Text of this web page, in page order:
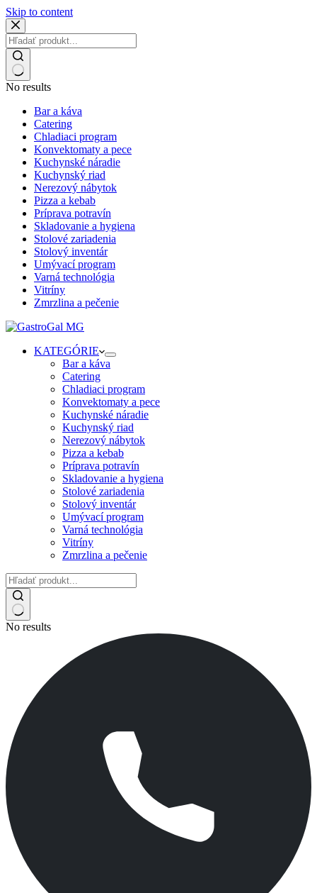
Skip to content
No results
Bar a káva
Catering
Chladiaci program
Konvektomaty a pece
Kuchynské náradie
Kuchynský riad
Nerezový nábytok
Pizza a kebab
Príprava potravín
Skladovanie a hygiena
Stolové zariadenia
Stolový inventár
Umývací program
Varná technológia
Vitríny
Zmrzlina a pečenie
KATEGÓRIE
Bar a káva
Catering
Chladiaci program
Konvektomaty a pece
Kuchynské náradie
Kuchynský riad
Nerezový nábytok
Pizza a kebab
Príprava potravín
Skladovanie a hygiena
Stolové zariadenia
Stolový inventár
Umývací program
Varná technológia
Vitríny
Zmrzlina a pečenie
No results